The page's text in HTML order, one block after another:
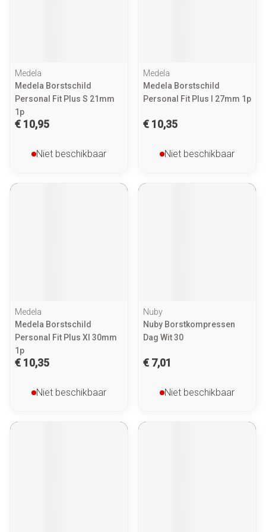
Medela
Medela Borstschild
Personal Fit Plus S 21mm
1p
€ 10,95
Niet beschikbaar
Medela
Medela Borstschild
Personal Fit Plus l 27mm 1p
€ 10,35
Niet beschikbaar
Medela
Medela Borstschild
Personal Fit Plus Xl 30mm
1p
€ 10,35
Niet beschikbaar
Nuby
Nuby Borstkompressen
Dag Wit 30
€ 7,01
Niet beschikbaar